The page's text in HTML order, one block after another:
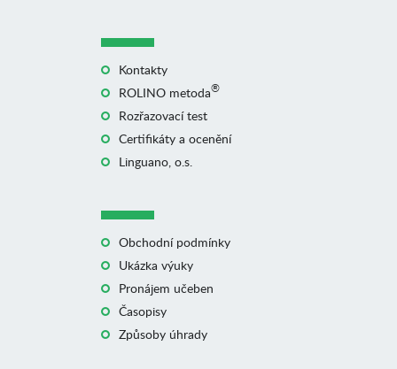
Kontakty
ROLINO metoda®
Rozřazovací test
Certifikáty a ocenění
Linguano, o.s.
Obchodní podmínky
Ukázka výuky
Pronájem učeben
Časopisy
Způsoby úhrady